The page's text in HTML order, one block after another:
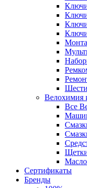
Велохимия
Все
Сертификаты
Бренды